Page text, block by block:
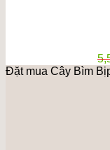
Đặt mua Cây Bìm